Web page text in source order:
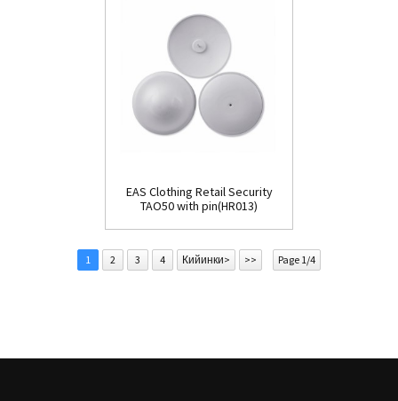
EAS Clothing Retail Security
TAO50 with pin(HR013)
1 2 3 4 Кийинки> >> Page 1/4